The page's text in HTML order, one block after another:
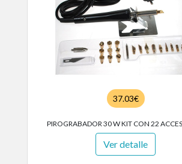
37.03€
PIROGRABADOR 30 W KIT CON 22
Ver detalle